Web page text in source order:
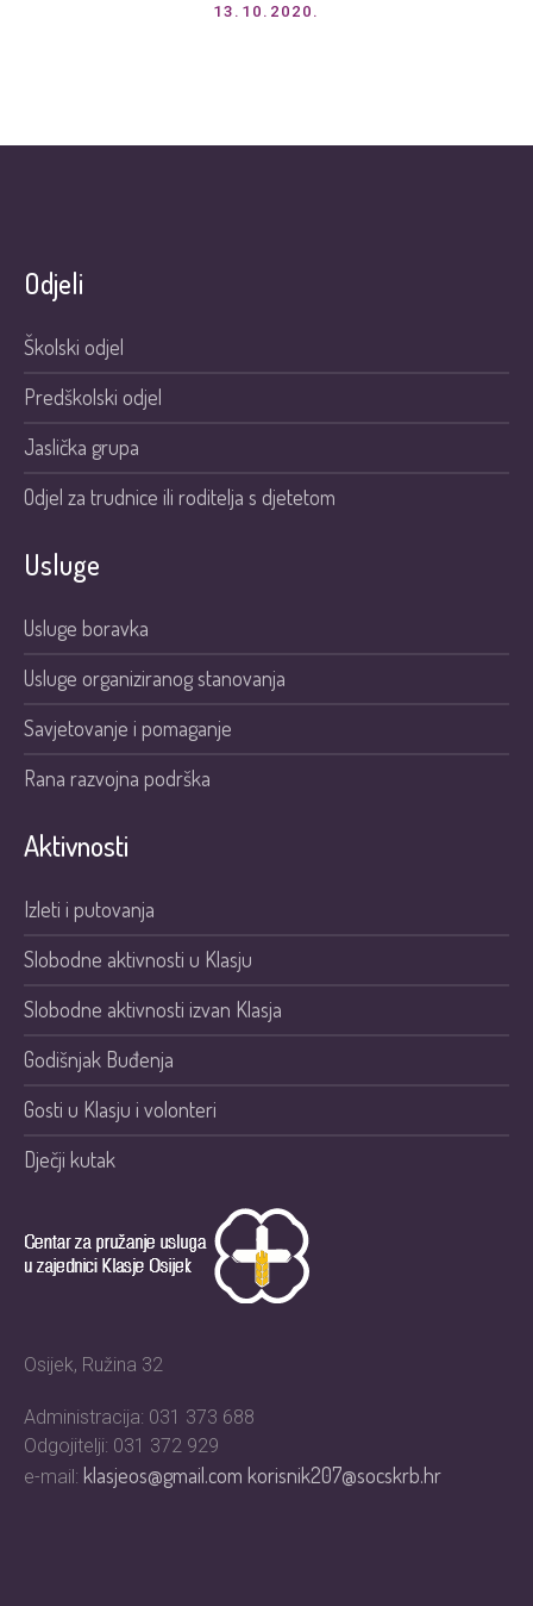
13.10.2020.
Odjeli
Školski odjel
Predškolski odjel
Jaslička grupa
Odjel za trudnice ili roditelja s djetetom
Usluge
Usluge boravka
Usluge organiziranog stanovanja
Savjetovanje i pomaganje
Rana razvojna podrška
Aktivnosti
Izleti i putovanja
Slobodne aktivnosti u Klasju
Slobodne aktivnosti izvan Klasja
Godišnjak Buđenja
Gosti u Klasju i volonteri
Dječji kutak
Osijek, Ružina 32
Administracija: 031 373 688
Odgojitelji: 031 372 929
e-mail: klasjeos@gmail.comkorisnik207@socskrb.hr